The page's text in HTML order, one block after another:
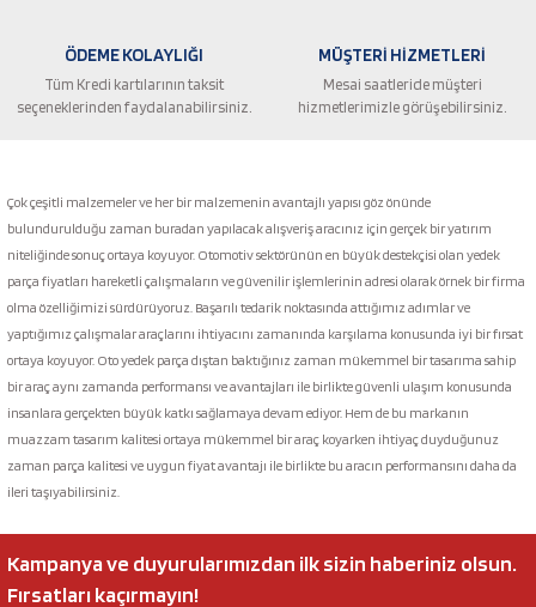
Gönder
ÖDEME KOLAYLIĞI
Tüm Kredi kartılarının taksit
seçeneklerinden faydalanabilirsiniz.
MÜŞTERİ HİZMETLERİ
Mesai saatleride müşteri
hizmetlerimizle görüşebilirsiniz.
Çok çeşitli malzemeler ve her bir malzemenin avantajlı yapısı göz önünde
bulundurulduğu zaman buradan yapılacak alışveriş aracınız için gerçek bir yatırım
niteliğinde sonuç ortaya koyuyor. Otomotiv sektörünün en büyük destekçisi olan yedek
parça fiyatları hareketli çalışmaların ve güvenilir işlemlerinin adresi olarak örnek bir firma
olma özelliğimizi sürdürüyoruz. Başarılı tedarik noktasında attığımız adımlar ve
yaptığımız çalışmalar araçlarını ihtiyacını zamanında karşılama konusunda iyi bir fırsat
ortaya koyuyor. Oto yedek parça dıştan baktığınız zaman mükemmel bir tasarıma sahip
bir araç aynı zamanda performansı ve avantajları ile birlikte güvenli ulaşım konusunda
insanlara gerçekten büyük katkı sağlamaya devam ediyor. Hem de bu markanın
muazzam tasarım kalitesi ortaya mükemmel bir araç koyarken ihtiyaç duyduğunuz
zaman parça kalitesi ve uygun fiyat avantajı ile birlikte bu aracın performansını daha da
ileri taşıyabilirsiniz.
Kampanya ve duyurularımızdan ilk sizin haberiniz olsun.
Fırsatları kaçırmayın!